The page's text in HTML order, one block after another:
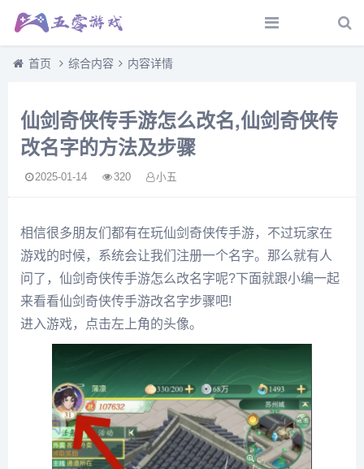
首页 综合内容 内容详情
仙剑奇侠传手游怎么改名,仙剑奇侠传
改名字的方法及步骤
2025-01-14 320 小五
相信很多朋友们都有在玩仙剑奇侠传手游，不过玩家在
游戏的时候，系统会让我们注册一个名字。那么就有人
问了，仙剑奇侠传手游怎么改名字呢?下面就跟小编一起
来看看仙剑奇侠传手游改名字步骤吧!
进入游戏，点击左上角的头像。